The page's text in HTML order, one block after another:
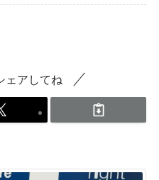
ェアしてね